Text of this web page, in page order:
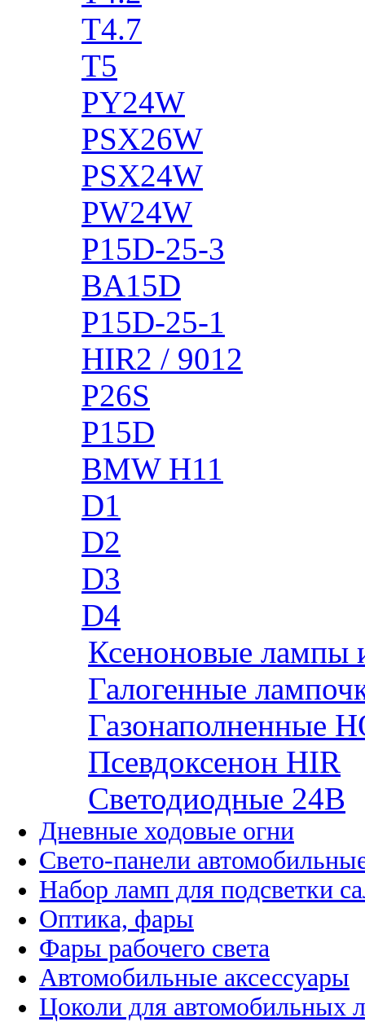
T4.7
T5
PY24W
PSX26W
PSX24W
PW24W
P15D-25-3
BA15D
P15D-25-1
HIR2 / 9012
P26S
P15D
BMW H11
D1
D2
D3
D4
Ксеноновые лампы
Галогенные
Газонаполненные
Псевдоксенон HIR
Cветодиодные 24B
Дневные ходовые огни
Свето-панели
Набор ламп для подсветки
Оптика, фары
Фары рабочего света
Автомобильные аксессуары
Цоколи для автомобильных